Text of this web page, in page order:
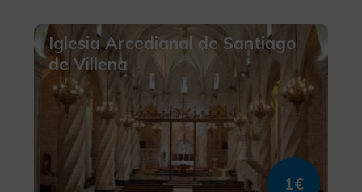
Iglesia Arcedianal de Santiago
de Villena
1€